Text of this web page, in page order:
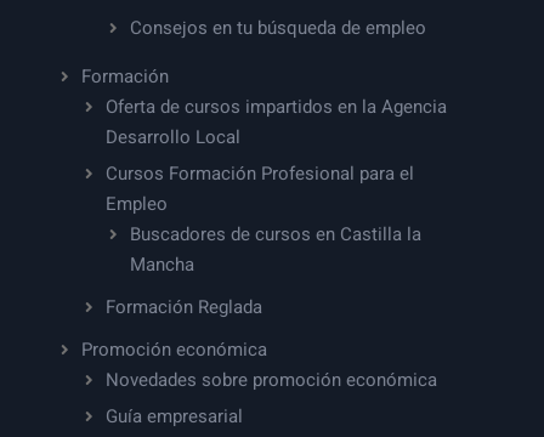
Consejos en tu búsqueda de empleo
Formación
Oferta de cursos impartidos en la Agencia
Desarrollo Local
Cursos Formación Profesional para el
Empleo
Buscadores de cursos en Castilla la
Mancha
Formación Reglada
Promoción económica
Novedades sobre promoción económica
Guía empresarial